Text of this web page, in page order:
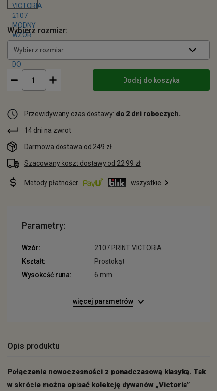
Wybierz rozmiar:
Wybierz rozmiar
Dodaj do koszyka
Przewidywany czas dostawy: do 2 dni roboczych.
14 dni na zwrot
Darmowa dostawa od 249 zł
Szacowany koszt dostawy od 22.99 zł
Metody płatności: wszystkie
Parametry:
Wzór:
2107 PRINT VICTORIA
Kształt:
Prostokąt
Wysokość runa:
6 mm
więcej parametrów
Opis produktu
Połączenie nowoczesności z ponadczasową klasyką. Tak
w skrócie można opisać kolekcję dywanów „Victoria”.